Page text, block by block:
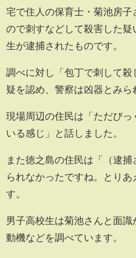
宅で住人の保育士・菊池房
ので刺すなどして殺害した
生が逮捕されたものです。
調べに対し「包丁で刺して
疑を認め、警察は凶器とみら
現場周辺の住民は「ただび
いる感じ」と話しました。
また徳之島の住民は「（逮
られなかったですね。とり
す。
男子高校生は菊池さんと面
動機などを調べています。